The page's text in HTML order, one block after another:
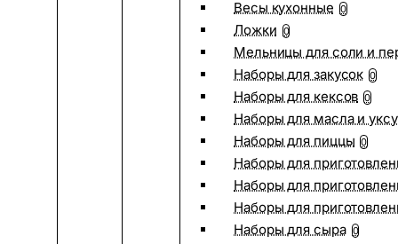
Весы кухонные 0
Ложки 0
Мельницы для соли и
Наборы для закусок 0
Наборы для кексов 0
Наборы для масла и
Наборы для пиццы 0
Наборы для
Наборы для
Наборы для
Наборы для сыра 0